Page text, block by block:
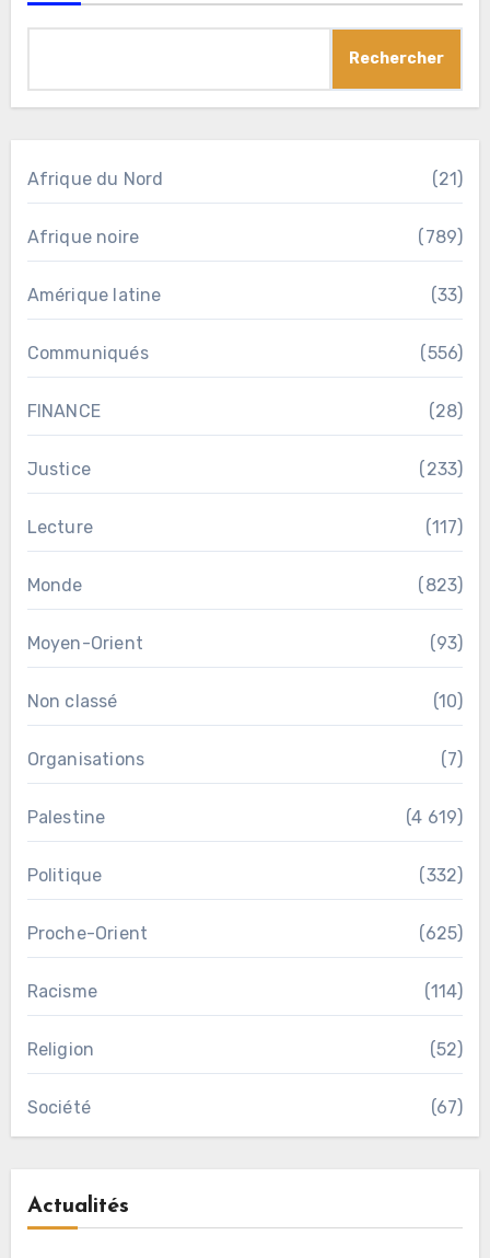
Rechercher
Afrique du Nord (21)
Afrique noire (789)
Amérique latine (33)
Communiqués (556)
FINANCE (28)
Justice (233)
Lecture (117)
Monde (823)
Moyen-Orient (93)
Non classé (10)
Organisations (7)
Palestine (4 619)
Politique (332)
Proche-Orient (625)
Racisme (114)
Religion (52)
Société (67)
Actualités